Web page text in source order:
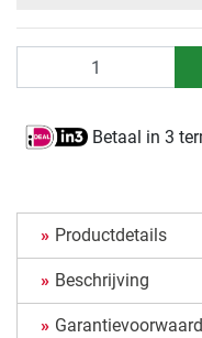
Betaal in 3
Productdetails
Beschrijving